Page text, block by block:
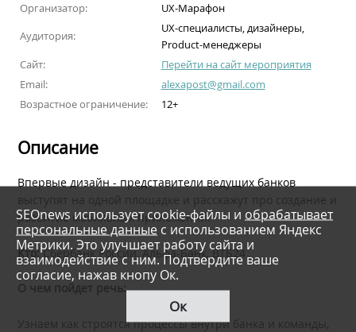
Организатор:
UX-Марафон
Аудитория:
UX-специалисты, дизайнеры,
Product-менеджеры
Сайт:
Перейти на сайт мероприятия
Email:
alexapost@gmail.com
Возрастное ограничение:
12+
Описание
Впервые дизайн - представители ведущих банков
выступят на одной площадке и расскажут про создание и
развитие мобильных приложений.
Кто:Сбербанк России, Альфа-Банк, ВТБ24
О чем пойдет речь:
Узнаем как строятся процессы внутри банка и команды,
SEOnews использует cookie-файлы и обрабатывает
персональные данные с использованием Яндекс
Метрики. Это улучшает работу сайта и
взаимодействие с ним. Подтвердите ваше
согласие, нажав кнопу Ок.
Ок